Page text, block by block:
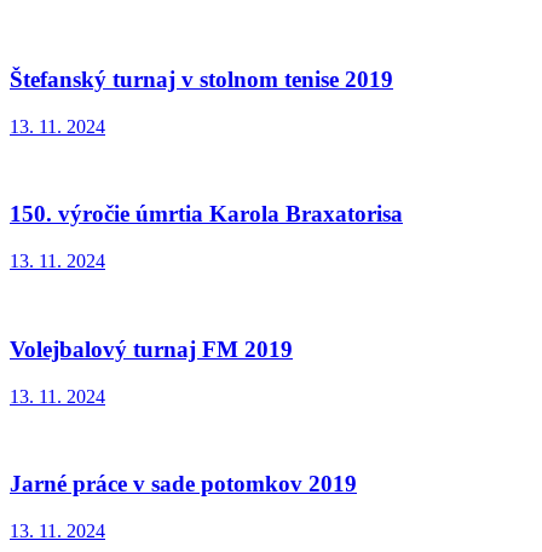
Štefanský turnaj v stolnom tenise 2019
13. 11. 2024
150. výročie úmrtia Karola Braxatorisa
13. 11. 2024
Volejbalový turnaj FM 2019
13. 11. 2024
Jarné práce v sade potomkov 2019
13. 11. 2024